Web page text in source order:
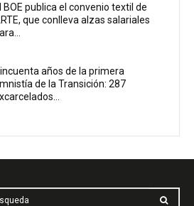
BOE publica el convenio textil de
que conlleva alzas salariales
años de la primera
de la Transición: 287